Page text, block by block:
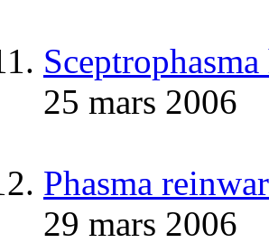
25 mars 2006
Phasma
29 mars 2006